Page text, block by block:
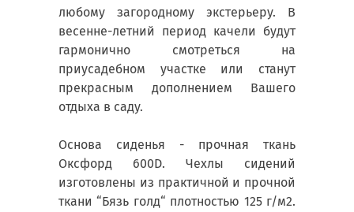
любому загородному экстерьеру. В
весенне-летний период качели будут
гармонично смотреться на
приусадебном участке или станут
прекрасным дополнением Вашего
отдыха в саду.
Основа сиденья - прочная ткань
Оксфорд 600D. Чехлы сидений
изготовлены из практичной и прочной
ткани “Бязь голд“ плотностью 125 г/м2.